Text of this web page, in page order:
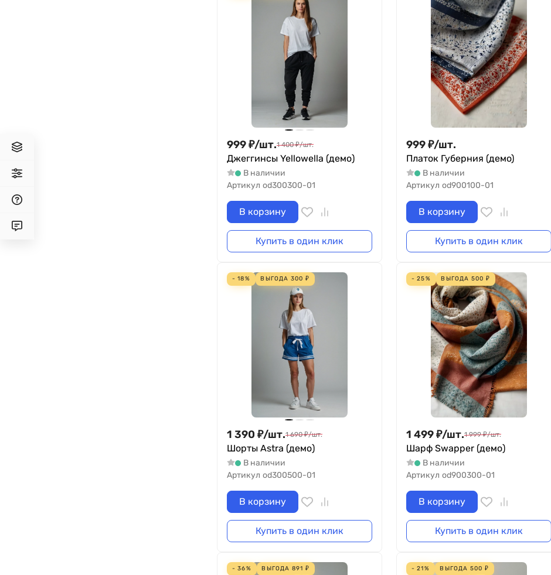
999₽/шт.1 400 ₽/шт.
Джеггинсы Yellowella (демо)
В наличии
Артикул od300300-01
В корзину
Купить в один клик
999₽/шт.
Платок Губерния (демо)
В наличии
Артикул od900100-01
В корзину
Купить в один клик
- 18% ВЫГОДА 300 ₽
1 390 ₽/шт.1 690 ₽/шт.
Шорты Astra (демо)
В наличии
Артикул od300500-01
В корзину
Купить в один клик
- 25% ВЫГОДА 500 ₽
1 499₽/шт.1 999 ₽/шт.
Шарф Swapper (демо)
В наличии
Артикул od900300-01
В корзину
Купить в один клик
- 36% ВЫГОДА 891 ₽ - 21% ВЫГОДА 500 ₽